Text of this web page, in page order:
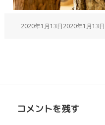
2020年1月13日2020年1月13日
コメントを残す